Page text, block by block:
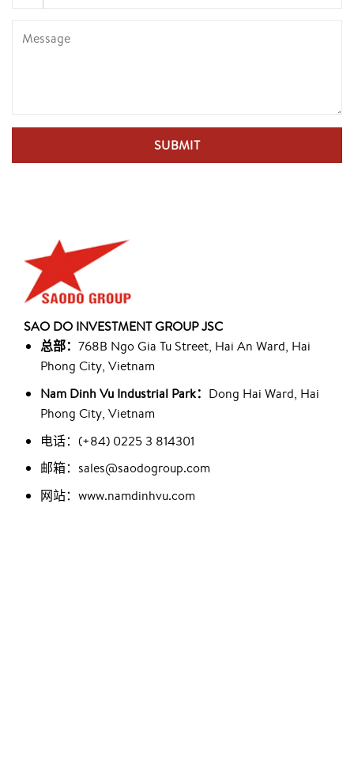
SAO DO INVESTMENT GROUP JSC
总部： 768B Ngo Gia Tu Street, Hai An Ward, Hai
Phong City, Vietnam
Nam Dinh Vu Industrial Park： Dong Hai Ward, Hai
Phong City, Vietnam
电话：(+84) 0225 3 814301
邮箱：sales@saodogroup.com
网站：www.namdinhvu.com